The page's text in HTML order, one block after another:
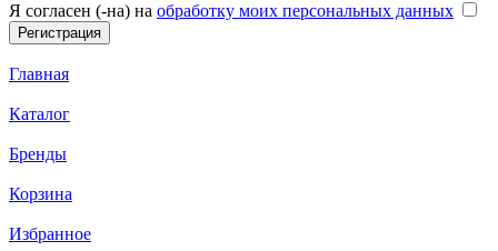
Я согласен (-на) на обработку моих персональных данных
Главная
Каталог
Бренды
Корзина
Избранное